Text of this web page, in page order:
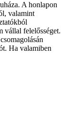
A honlapon
valamint
vállal felelősséget.
Ha valamiben